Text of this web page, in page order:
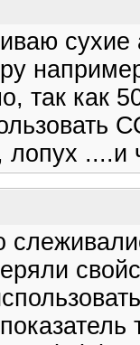
так как
....и